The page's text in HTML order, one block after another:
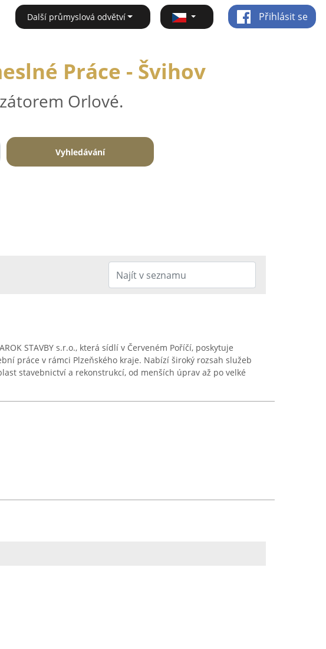
Další průmyslová odvětví Přihlásit se
Práce - Švihov
Orlové.
Vyhledávání
STAVBY s.r.o., která sídlí v Červeném Poříčí, poskytuje
práce v rámci Plzeňského kraje. Nabízí široký rozsah služeb
stavebnictví a rekonstrukcí, od menších úprav až po velké